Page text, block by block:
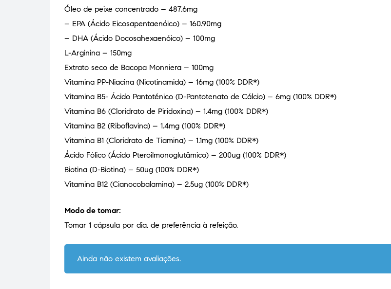
Óleo de peixe concentrado – 487.6mg
– EPA (Ácido Eicosapentaenóico) – 160.90mg
– DHA (Ácido Docosahexaenóico) – 100mg
L-Arginina – 150mg
Extrato seco de Bacopa Monniera – 100mg
Vitamina PP-Niacina (Nicotinamida) – 16mg (100% DDR*)
Vitamina B5- Ácido Pantoténico (D-Pantotenato de Cálcio) – 6mg (100% DDR*)
Vitamina B6 (Cloridrato de Piridoxina) – 1.4mg (100% DDR*)
Vitamina B2 (Riboflavina) – 1.4mg (100% DDR*)
Vitamina B1 (Cloridrato de Tiamina) – 1.1mg (100% DDR*)
Ácido Fólico (Ácido Pteroilmonoglutâmico) – 200ug (100% DDR*)
Biotina (D-Biotina) – 50ug (100% DDR*)
Vitamina B12 (Cianocobalamina) – 2.5ug (100% DDR*)
Modo de tomar:
Tomar 1 cápsula por dia, de preferência à refeição.
Ainda não existem avaliações.